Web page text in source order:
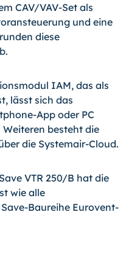
CAV/VAV-Set als
und eine
diese
IAM, das als
lässt sich das
App oder PC
besteht die
die Systemair-Cloud.
VTR 250/B hat die
wie alle
Baureihe Eurovent-